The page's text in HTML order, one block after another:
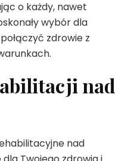
o każdy, nawet
wybór dla
zdrowie z
nad
nad